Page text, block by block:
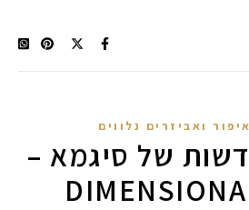
ואביזרים נלווים
של סיגמא –